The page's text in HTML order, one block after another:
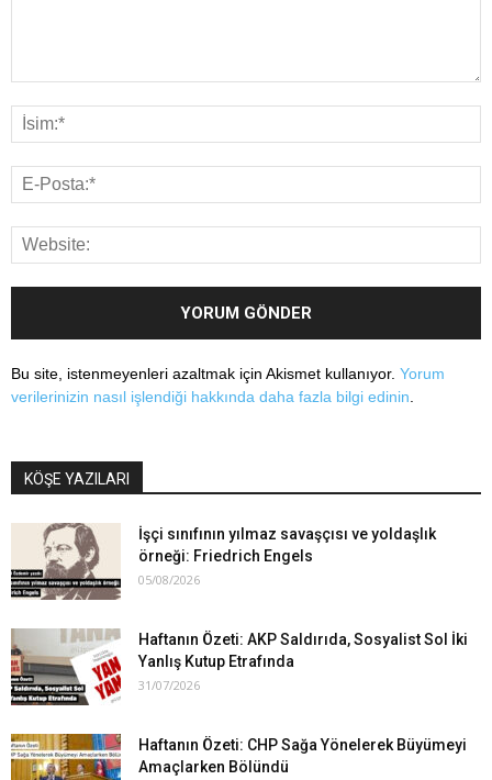
Bu site, istenmeyenleri azaltmak için Akismet kullanıyor. Yorum
verilerinizin nasıl işlendiği hakkında daha fazla bilgi edinin
KÖŞE YAZILARI
İşçi sınıfının yılmaz savaşçısı ve yoldaşlık
örneği: Friedrich Engels
05/08/2026
Haftanın Özeti: AKP Saldırıda, Sosyalist Sol İki
Yanlış Kutup Etrafında
31/07/2026
Haftanın Özeti: CHP Sağa Yönelerek Büyümeyi
Amaçlarken Bölündü